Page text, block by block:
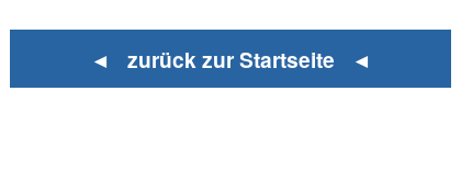
◄ zurück zur Startseite ◄